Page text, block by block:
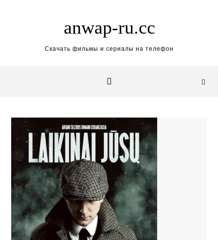
anwap-ru.cc
Скачать фильмы и сериалы на телефон